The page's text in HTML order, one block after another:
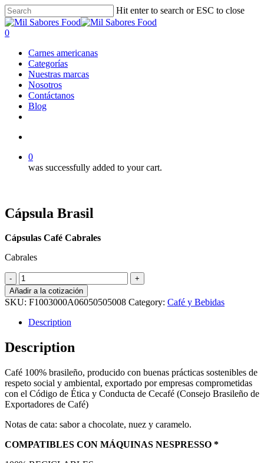
Skip
to
main
Hit enter to search or ESC to close
Close
Search
search
0
Carnes americanas
Categorías
Nuestras marcas
Nosotros
Contáctanos
Blog
0
was successfully added to your cart.
Cápsula Brasil
Cápsulas Café Cabrales
Cabrales
Cápsula
Brasil
Cápsulas
Café
Cabrales
quantity
Añadir a la cotización
SKU: F1003000A06050505008 Category: Café y Bebidas
Description
Description
Café 100% brasileño, producido con buenas prácticas sostenibles de
respeto social y ambiental, exportado por empresas comprometidas
con el Código de Ética y Conducta de Cecafé (Consejo Brasileño de
Exportadores de Café)
Notas de cata: sabor a chocolate, nuez y caramelo.
COMPATIBLES CON MÁQUINAS NESPRESSO *